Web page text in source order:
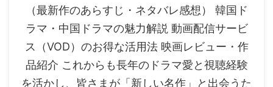
（最新作のあらすじ・ネタバレ感想） 韓国ド
ラマ・中国ドラマの魅力解説 動画配信サービ
ス（VOD）のお得な活用法 映画レビュー・作
品紹介 これからも長年のドラマ愛と視聴経験
を活かし、皆さまが「新しい名作」と出会うた